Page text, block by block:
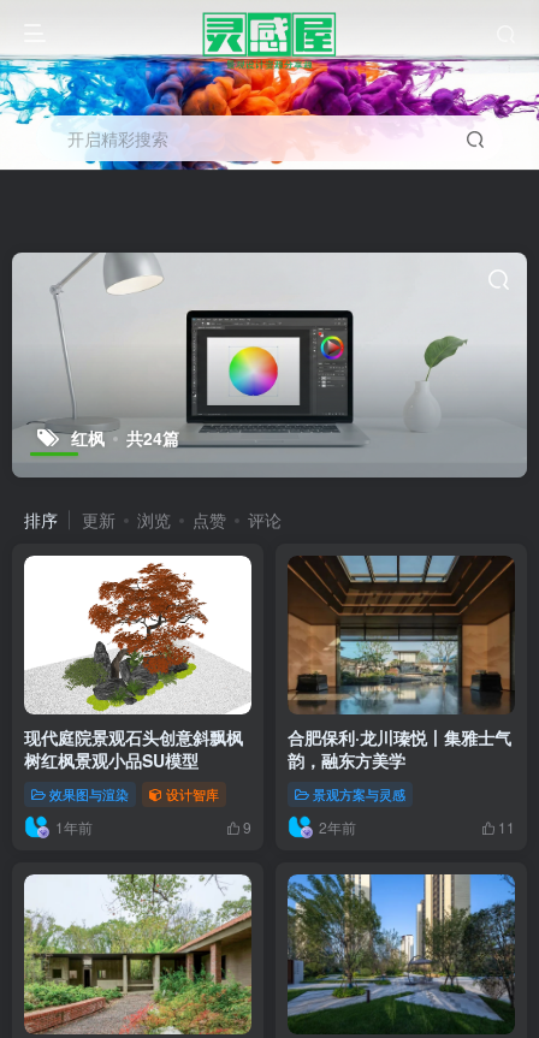
开启精彩搜索
红枫 共24篇
排序 更新 浏览 点赞 评论
现代庭院景观石头创意斜飘枫
树红枫景观小品SU模型
效果图与渲染 设计智库
1年前 9
合肥保利·龙川瑧悦丨集雅士气
韵，融东方美学
景观方案与灵感
2年前 11